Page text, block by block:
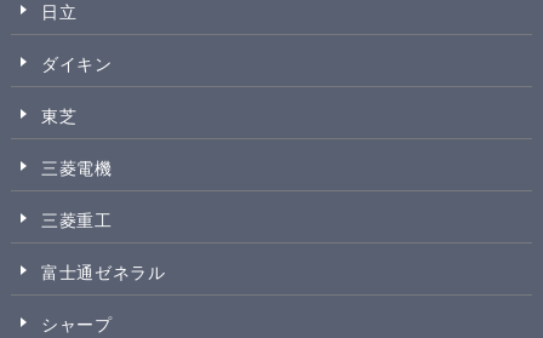
日立
ダイキン
東芝
三菱電機
三菱重工
富士通ゼネラル
シャープ